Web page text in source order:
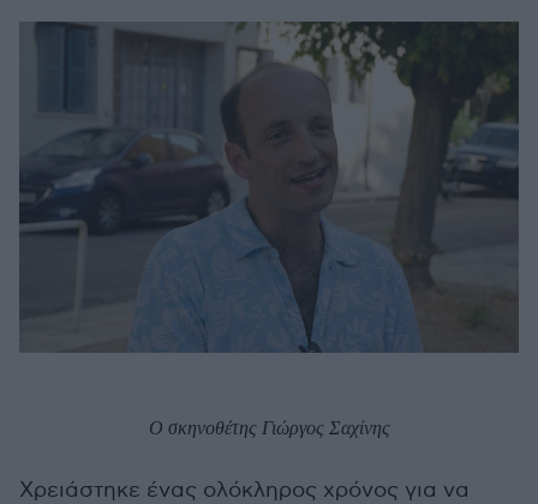
O σκηνοθέτης Γιώργος Σαχίνης
Χρειάστηκε ένας ολόκληρος χρόνος για να